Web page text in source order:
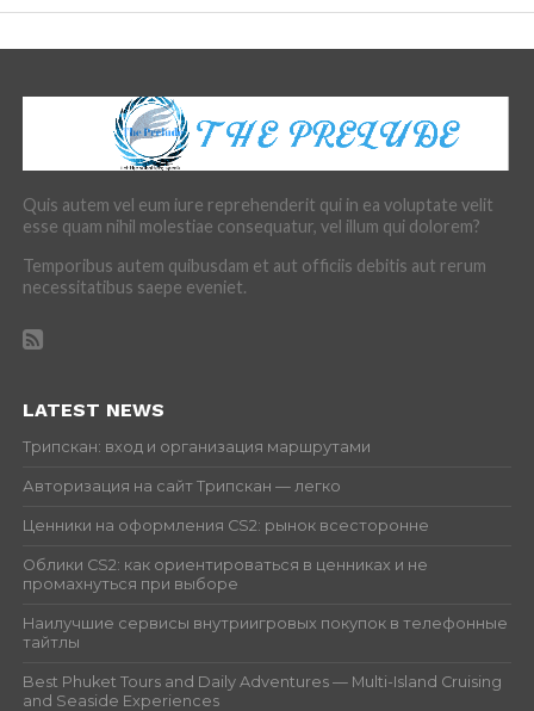
Quis autem vel eum iure reprehenderit qui in ea voluptate velit
esse quam nihil molestiae consequatur, vel illum qui dolorem?
Temporibus autem quibusdam et aut officiis debitis aut rerum
necessitatibus saepe eveniet.
LATEST NEWS
Трипскан: вход и организация маршрутами
Авторизация на сайт Трипскан — легко
Ценники на оформления CS2: рынок всесторонне
Облики CS2: как ориентироваться в ценниках и не
промахнуться при выборе
Наилучшие сервисы внутриигровых покупок в телефонные
тайтлы
Best Phuket Tours and Daily Adventures — Multi-Island Cruising
and Seaside Experiences